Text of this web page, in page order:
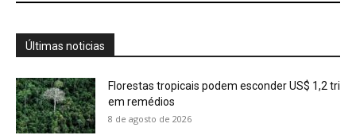
Cabeça-seca pesca de bico aberto e fecha ao
8 de agosto de 2026